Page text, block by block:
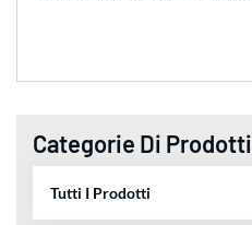
Categorie Di Prodotti
Tutti I Prodotti